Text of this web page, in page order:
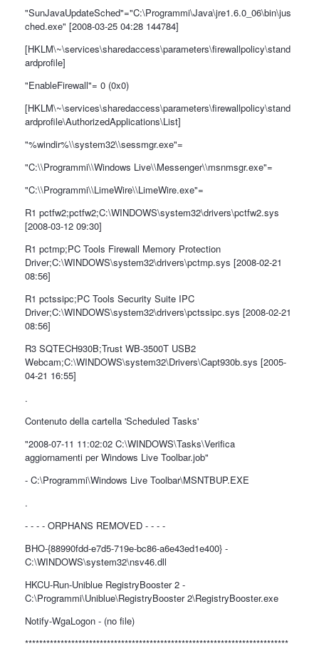
"SunJavaUpdateSched"="C:\Programmi\Java\jre1.6.0_06\bin\jus
ched.exe" [2008-03-25 04:28 144784]
[HKLM\~\services\sharedaccess\parameters\firewallpolicy\stand
ardprofile]
"EnableFirewall"= 0 (0x0)
[HKLM\~\services\sharedaccess\parameters\firewallpolicy\stand
ardprofile\AuthorizedApplications\List]
"%windir%\\system32\\sessmgr.exe"=
"C:\\Programmi\\Windows Live\\Messenger\\msnmsgr.exe"=
"C:\\Programmi\\LimeWire\\LimeWire.exe"=
R1 pctfw2;pctfw2;C:\WINDOWS\system32\drivers\pctfw2.sys
[2008-03-12 09:30]
R1 pctmp;PC Tools Firewall Memory Protection
Driver;C:\WINDOWS\system32\drivers\pctmp.sys [2008-02-21
08:56]
R1 pctssipc;PC Tools Security Suite IPC
Driver;C:\WINDOWS\system32\drivers\pctssipc.sys [2008-02-21
08:56]
R3 SQTECH930B;Trust WB-3500T USB2
Webcam;C:\WINDOWS\system32\Drivers\Capt930b.sys [2005-
04-21 16:55]
.
Contenuto della cartella 'Scheduled Tasks'
"2008-07-11 11:02:02 C:\WINDOWS\Tasks\Verifica
aggiornamenti per Windows Live Toolbar.job"
- C:\Programmi\Windows Live Toolbar\MSNTBUP.EXE
.
- - - - ORPHANS REMOVED - - - -
BHO-{88990fdd-e7d5-719e-bc86-a6e43ed1e400} -
C:\WINDOWS\system32\nsv46.dll
HKCU-Run-Uniblue RegistryBooster 2 -
C:\Programmi\Uniblue\RegistryBooster 2\RegistryBooster.exe
Notify-WgaLogon - (no file)
**************************************************************************